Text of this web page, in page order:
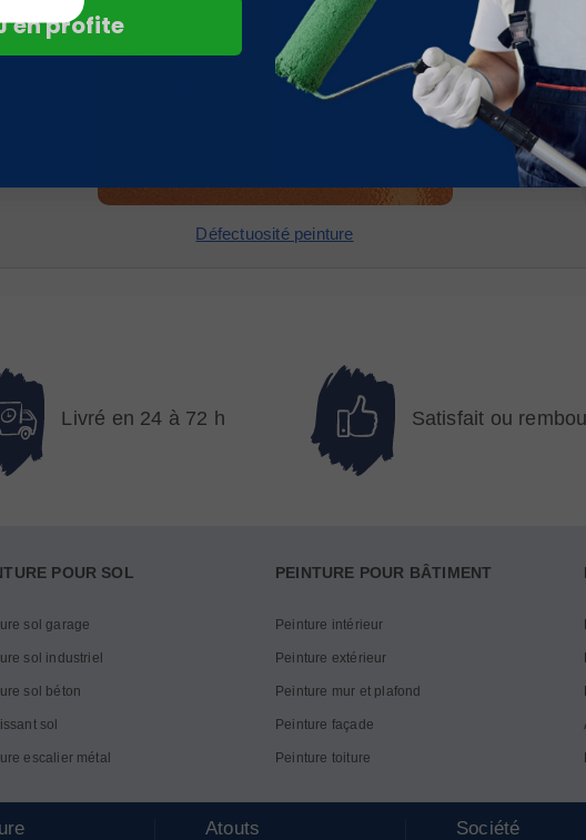
Défectuosité peinture
Livré en 24 à 72 h Satisfait ou
POUR SOL
sol garage
sol industriel
sol béton
sol
escalier métal
PEINTURE POUR BÂTIMENT
Peinture intérieur
Peinture extérieur
Peinture mur et plafond
Peinture façade
Peinture toiture
Atouts Société
profite